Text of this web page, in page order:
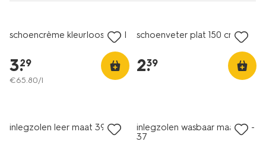
schoencrème kleurloos 50ml
3.
29
€65.80/l
schoenveter plat 150 cm
2.
39
inlegzolen leer maat 39-40
inlegzolen wasbaar maat 36-
37